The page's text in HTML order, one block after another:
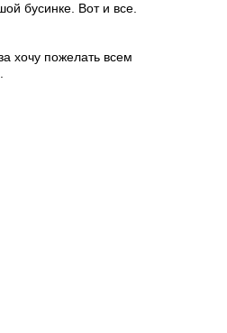
бусинке. Вот и все.
хочу пожелать всем